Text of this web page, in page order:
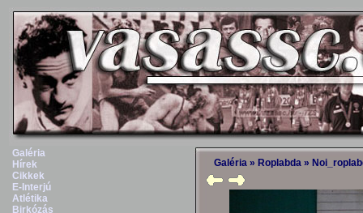
Galéria
Hírek
Cikkek
E-Interjú
Atlétika
Birkózás
Galéria » Roplabda »